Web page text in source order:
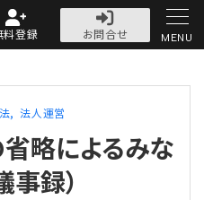
公益・一般法人オ
料登録
お問合せ
MENU
法人運営
略によるみな
録）